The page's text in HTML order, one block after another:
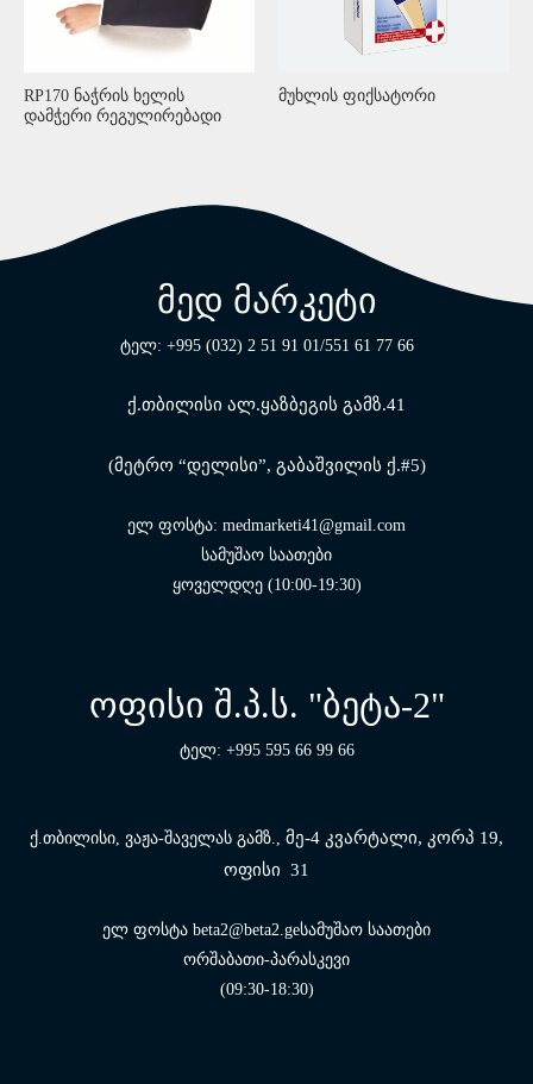
RP170 ნაჭრის ხელის
დამჭერი რეგულირებადი
მუხლის ფიქსატორი
მედ მარკეტი
ტელ: +995 (032) 2 51 91 01/551 61 77 66
ქ.თბილისი ალ.ყაზბეგის გამზ.41
(მეტრო “დელისი”, გაბაშვილის ქ.#5)
ელ ფოსტა: medmarketi41@gmail.com
სამუშაო საათები
ყოველდღე (10:00-19:30)
ოფისი შ.პ.ს. "ბეტა-2"
ტელ: +995 595 66 99 66
ქ.თბილისი, ვაჟა-შაველას გამზ., მე-4 კვარტალი, კორპ 19,
ოფისი 31
ელ ფოსტა beta2@beta2.geსამუშაო საათები
ორშაბათი-პარასკევი
(09:30-18:30)